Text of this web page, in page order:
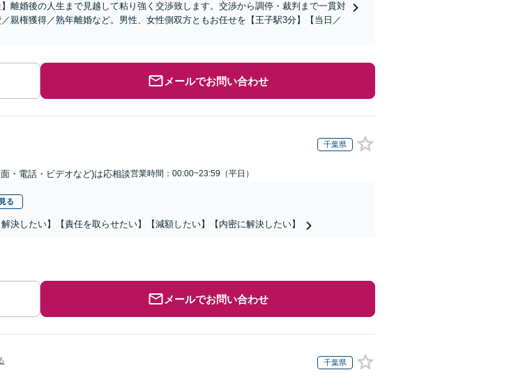
】離婚後の人生まで見越して粘り強く交渉致します。交渉から調停・裁判まで一貫対
親権獲得／熟年離婚など。男性、女性側双方ともお任せを【王子駅3分】【当日／
メールでお問い合わせ
千葉県
・電話・ビデオなど)は応相談営業時間：00:00~23:59（平日）
る
したい】【責任を取らせたい】【減額したい】【内密に解決したい】
メールでお問い合わせ
千葉県